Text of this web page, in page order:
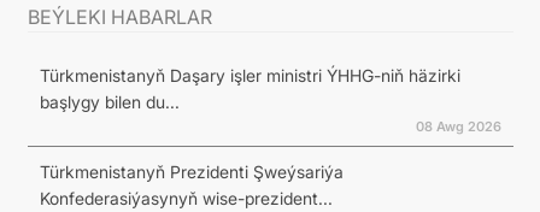
BEÝLEKI HABARLAR
Türkmenistanyň Daşary işler ministri ÝHHG-niň häzirki
başlygy bilen du...
08 Awg 2026
Türkmenistanyň Prezidenti Şweýsariýa
Konfederasiýasynyň wise-prezident...